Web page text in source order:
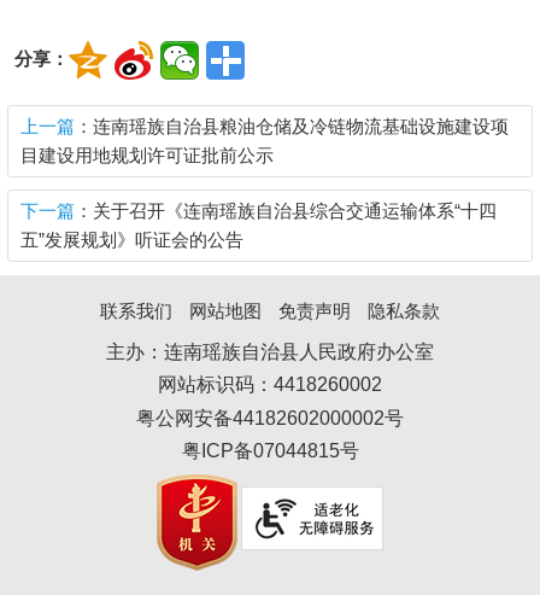
分享：
上一篇 ：连南瑶族自治县粮油仓储及冷链物流基础设施建设项
目建设用地规划许可证批前公示
下一篇 ：关于召开《连南瑶族自治县综合交通运输体系“十四
五”发展规划》听证会的公告
联系我们 网站地图 免责声明
隐私条款
主办：连南瑶族自治县人民政府办公室
网站标识码：4418260002
粤公网安备44182602000002号
粤ICP备07044815号